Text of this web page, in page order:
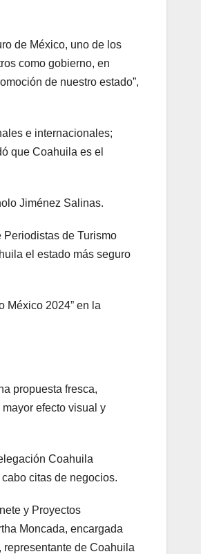
de México, uno de los
como gobierno, en
de nuestro estado”,
e internacionales;
que Coahuila es el
Jiménez Salinas.
Periodistas de Turismo
el estado más seguro
México 2024” en la
propuesta fresca,
efecto visual y
Coahuila
citas de negocios.
y Proyectos
Moncada, encargada
de Coahuila